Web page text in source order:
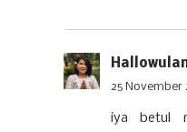
25 November
iya betul